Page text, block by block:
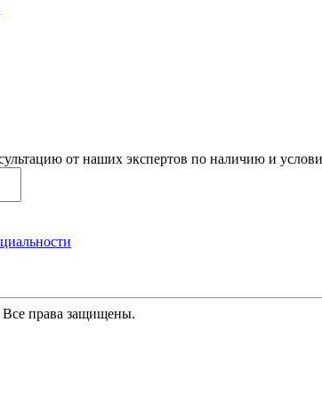
от наших экспертов по наличию и
права защищены.